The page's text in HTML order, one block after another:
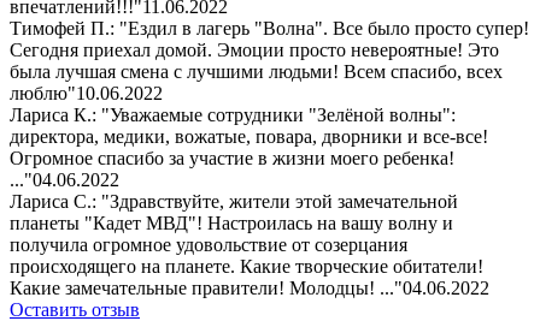
впечатлений!!!"11.06.2022
Тимофей П.: "Ездил в лагерь "Волна". Все было просто супер!
Сегодня приехал домой. Эмоции просто невероятные! Это
была лучшая смена с лучшими людьми! Всем спасибо, всех
люблю"10.06.2022
Лариса К.: "Уважаемые сотрудники "Зелёной волны":
директора, медики, вожатые, повара, дворники и все-все!
Огромное спасибо за участие в жизни моего ребенка!
..."04.06.2022
Лариса С.: "Здравствуйте, жители этой замечательной
планеты "Кадет МВД"! Настроилась на вашу волну и
получила огромное удовольствие от созерцания
происходящего на планете. Какие творческие обитатели!
Какие замечательные правители! Молодцы! ..."04.06.2022
Оставить отзыв